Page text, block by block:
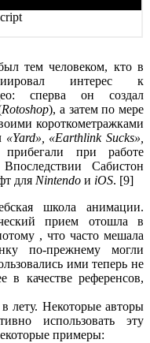
тем человеком, кто в
интерес к
сперва он создал
Rotoshop), а затем по мере
короткометражками
«Yard», «Earthlink Sucks»,
при работе
Сабистон
для Nintendo и iOS. [9]
школа анимации.
прием отошла в
, что часто мешала
по-прежнему могли
ими теперь не
в качестве референсов,
лету. Некоторые авторы
использовать эту
примеры: